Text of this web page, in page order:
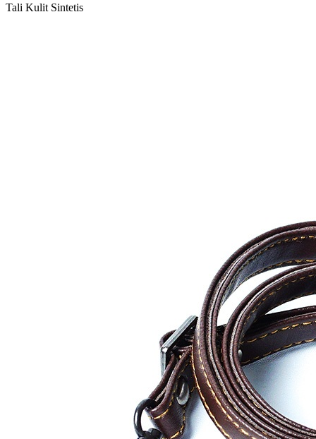
Tali Kulit Sintetis